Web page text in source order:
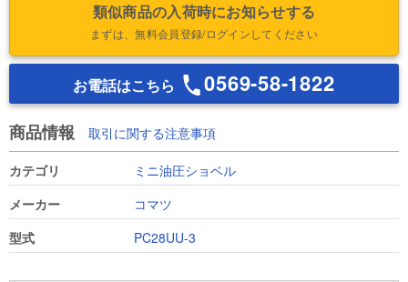
類似商品の入荷時にお知らせする
まずは、無料会員登録/ログインしてください
お電話はこちら 0569-58-1822
商品情報 取引に関する注意事項
カテゴリ
ミニ油圧ショベル
メーカー
コマツ
型式
PC28UU-3